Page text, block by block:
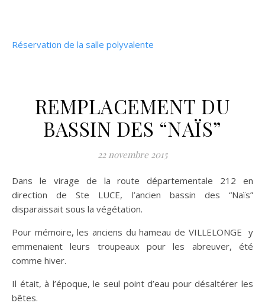
Réservation de la salle polyvalente
REMPLACEMENT DU
BASSIN DES “NAÏS”
22 novembre 2015
Dans le virage de la route départementale 212 en
direction de Ste LUCE, l’ancien bassin des “Naïs”
disparaissait sous la végétation.
Pour mémoire, les anciens du hameau de VILLELONGE y
emmenaient leurs troupeaux pour les abreuver, été
comme hiver.
Il était, à l’époque, le seul point d’eau pour désaltérer les
bêtes.